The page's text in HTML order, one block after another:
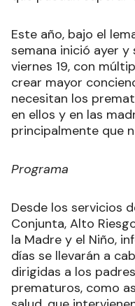
Este año, bajo el
semana inició ayer
viernes 19, con
crear mayor
necesitan los
en ellos y en las
principalmente que
Programa
Desde los servicios
Conjunta, Alto
la Madre y el Niño,
días se llevarán a
dirigidas a los
prematuros, como